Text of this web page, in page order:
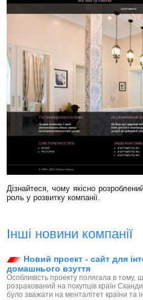
Дізнайтеся, чому якісно
роль у розвитку компанії.
Інші новини компанії
Новий проект - сайт для
домашнього взуття
Особливість проекту полягала в тому,
розрахований на покупців країн
було зважати на менталітет країни та